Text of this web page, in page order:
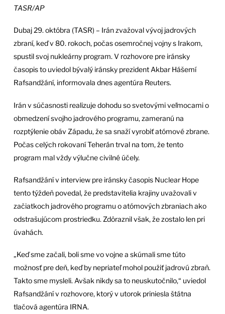
TASR/AP
Dubaj 29. októbra (TASR) – Irán zvažoval vývoj jadrových
zbraní, keď v 80. rokoch, počas osemročnej vojny s Irakom,
spustil svoj nukleárny program. V rozhovore pre iránsky
časopis to uviedol bývalý iránsky prezident Akbar Hášemí
Rafsandžání, informovala dnes agentúra Reuters.
Irán v súčasnosti realizuje dohodu so svetovými veľmocami o
obmedzení svojho jadrového programu, zameranú na
rozptýlenie obáv Západu, že sa snaží vyrobiť atómové zbrane.
Počas celých rokovaní Teherán trval na tom, že tento
program mal vždy výlučne civilné účely.
Rafsandžání v interview pre iránsky časopis Nuclear Hope
tento týždeň povedal, že predstavitelia krajiny uvažovali v
začiatkoch jadrového programu o atómových zbraniach ako
odstrašujúcom prostriedku. Zdôraznil však, že zostalo len pri
úvahách.
„Keď sme začali, boli sme vo vojne a skúmali sme túto
možnosť pre deň, keď by nepriateľ mohol použiť jadrovú zbraň.
Takto sme mysleli. Avšak nikdy sa to neuskutočnilo,“ uviedol
Rafsandžání v rozhovore, ktorý v utorok priniesla štátna
tlačová agentúra IRNA.